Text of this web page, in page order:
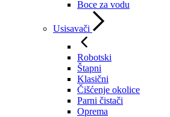
Boce za vodu
Usisavači
Robotski
Štapni
Klasični
Čišćenje okolice
Parni čistači
Oprema